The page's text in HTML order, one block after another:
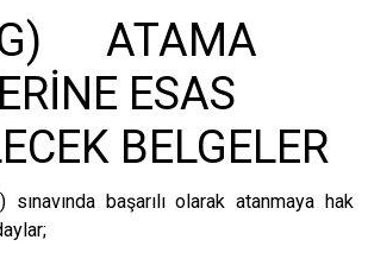
ESAS
BELGELER
sınavında başarılı olarak atanmaya hak